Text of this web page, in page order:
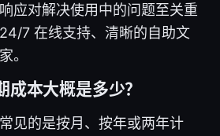
应对解决使用中的问题至关重
7 在线支持、清晰的自助文
。
本大概是多少？
见的是按月、按年或两年计